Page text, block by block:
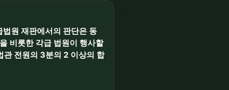
원 재판에서의 판단은 동
비롯한 각급 법원이 행사할
관 전원의 3분의 2 이상의 합